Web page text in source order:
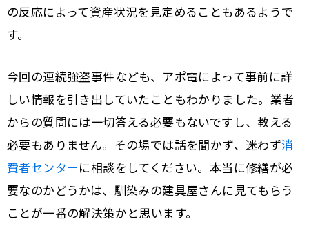
の反応によって資産状況を見定めることもあるようで
す。
今回の連続強盗事件なども、アポ電によって事前に詳
しい情報を引き出していたこともわかりました。業者
からの質問には一切答える必要もないですし、教える
必要もありません。その場では話を聞かず、迷わず消
費者センターに相談をしてください。本当に修繕が必
要なのかどうかは、馴染みの建具屋さんに見てもらう
ことが一番の解決策かと思います。